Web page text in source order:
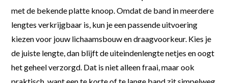
met de bekende platte knoop. Omdat de band in meerdere
lengtes verkrijgbaar is, kun je een passende uitvoering
kiezen voor jouw lichaamsbouw en draagvoorkeur. Kies je
de juiste lengte, dan blijft de uiteindenlengte netjes en oogt
het geheel verzorgd. Dat is niet alleen fraai, maar ook